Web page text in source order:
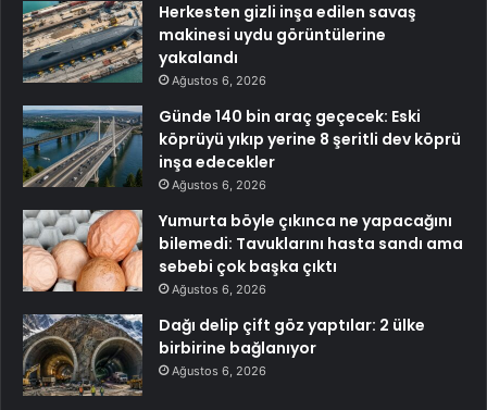
Herkesten gizli inşa edilen savaş
makinesi uydu görüntülerine
yakalandı
Ağustos 6, 2026
Günde 140 bin araç geçecek: Eski
köprüyü yıkıp yerine 8 şeritli dev köprü
inşa edecekler
Ağustos 6, 2026
Yumurta böyle çıkınca ne yapacağını
bilemedi: Tavuklarını hasta sandı ama
sebebi çok başka çıktı
Ağustos 6, 2026
Dağı delip çift göz yaptılar: 2 ülke
birbirine bağlanıyor
Ağustos 6, 2026